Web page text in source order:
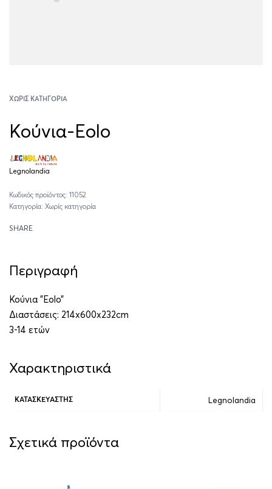
ΧΩΡΊΣ ΚΑΤΗΓΟΡΊΑ
Κούνια-Eolo
Legnolandia
11052
Κατηγορία: Χωρίς κατηγορία
SHARE
Περιγραφή
Κούνια ”Eolo”
Διαστάσεις: 214x600x232cm
3-14 ετών
Χαρακτηριστικά
ΚΑΤΑΣΚΕΥΑΣΤΉΣ Legnolandia
Σχετικά προϊόντα